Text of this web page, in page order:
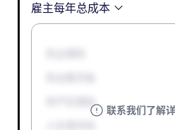
雇主每年总成本
联系我们了解
孕产妇津贴